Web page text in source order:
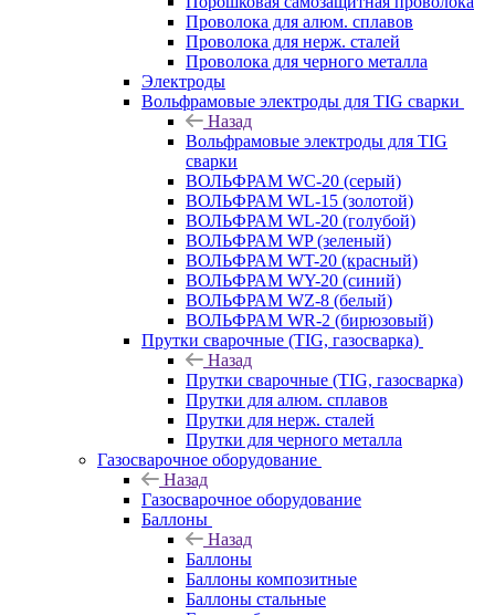
Проволока для алюм. сплавов
Проволока для нерж. сталей
Проволока для черного металла
Электроды
Вольфрамовые электроды для TIG сварки
Назад
Вольфрамовые электроды для TIG
сварки
ВОЛЬФРАМ WC-20 (серый)
ВОЛЬФРАМ WL-15 (золотой)
ВОЛЬФРАМ WL-20 (голубой)
ВОЛЬФРАМ WP (зеленый)
ВОЛЬФРАМ WT-20 (красный)
ВОЛЬФРАМ WY-20 (синий)
ВОЛЬФРАМ WZ-8 (белый)
ВОЛЬФРАМ WR-2 (бирюзовый)
Прутки сварочные (TIG, газосварка)
Назад
Прутки сварочные (TIG, газосварка)
Прутки для алюм. сплавов
Прутки для нерж. сталей
Прутки для черного металла
Газосварочное оборудование
Назад
Газосварочное оборудование
Баллоны
Назад
Баллоны
Баллоны композитные
Баллоны стальные